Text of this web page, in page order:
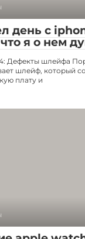
день с
что я о нем
Дефекты шлейфа
шлейф, который
плату и